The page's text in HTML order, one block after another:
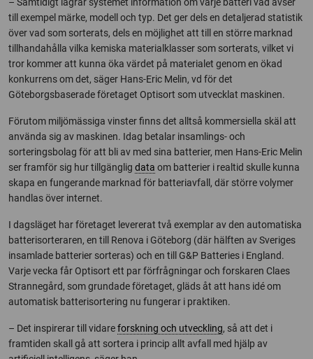
till exempel märke, modell och typ. Det ger dels en detaljerad statistik
över vad som sorterats, dels en möjlighet att till en större marknad
tillhandahålla vilka kemiska materialklasser som sorterats, vilket vi
tror kommer att kunna öka värdet på materialet genom en ökad
konkurrens om det, säger Hans-Eric Melin, vd för det
Göteborgsbaserade företaget Optisort som utvecklat maskinen.
Förutom miljömässiga vinster finns det alltså kommersiella skäl att
använda sig av maskinen. Idag betalar insamlings- och
sorteringsbolag för att bli av med sina batterier, men Hans-Eric Melin
ser framför sig hur tillgänglig data om batterier i realtid skulle kunna
skapa en fungerande marknad för batteriavfall, där större volymer
handlas över internet.
I dagsläget har företaget levererat två exemplar av den automatiska
batterisorteraren, en till Renova i Göteborg (där hälften av Sveriges
insamlade batterier sorteras) och en till G&P Batteries i England.
Varje vecka får Optisort ett par förfrågningar och forskaren Claes
Strannegård, som grundade företaget, gläds åt att hans idé om
automatisk batterisortering nu fungerar i praktiken.
– Det inspirerar till vidareforskning och utveckling, så att det i
framtiden skall gå att sortera i princip allt avfall med hjälp av